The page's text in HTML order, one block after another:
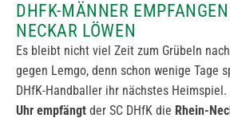
DHFK-MÄNNER
NECKAR LÖWEN
Es bleibt nicht viel Zeit zum Grübeln
gegen Lemgo, denn schon wenige Tage
DHfK-Handballer ihr nächstes Heimspiel.
Uhr empfängt der SC DHfK die Rhein-